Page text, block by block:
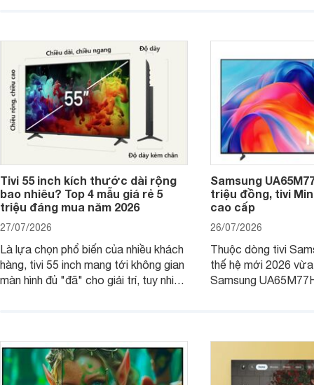
Tivi 55 inch kích thước dài rộng
bao nhiêu? Top 4 mẫu giá rẻ 5
triệu đáng mua năm 2026
27/07/2026
Là lựa chọn phổ biến của nhiều khách
hàng, tivi 55 inch mang tới không gian
màn hình đủ "đã" cho giải trí, tuy nhiên
dùng cho phòng bao nhiêu m2?
Samsung
triệu đồng, tivi
cao cấp
26/07/2026
Thuộc dòng tivi
thế hệ mới 2026
Samsung